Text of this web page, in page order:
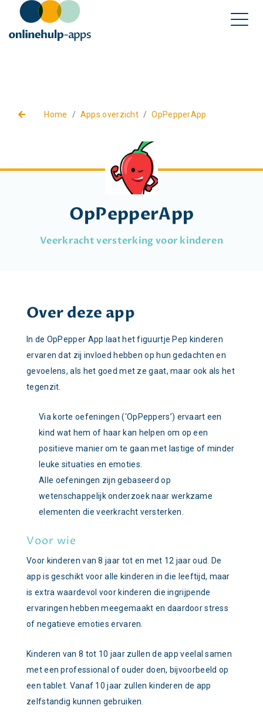
Home Apps overzicht OpPepperApp
OpPepperApp
Veerkracht versterking voor kinderen
Over deze app
In de OpPepper App laat het figuurtje Pep kinderen
ervaren dat zij invloed hebben op hun gedachten en
gevoelens, als het goed met ze gaat, maar ook als het
tegenzit.
Via korte oefeningen (‘OpPeppers’) ervaart een
kind wat hem of haar kan helpen om op een
positieve manier om te gaan met lastige of minder
leuke situaties en emoties.
Alle oefeningen zijn gebaseerd op
wetenschappelijk onderzoek naar werkzame
elementen die veerkracht versterken.
Voor wie
Voor kinderen van 8 jaar tot en met 12 jaar oud. De
app is geschikt voor alle kinderen in die leeftijd, maar
is extra waardevol voor kinderen die ingrijpende
ervaringen hebben meegemaakt en daardoor stress
of negatieve emoties ervaren.
Kinderen van 8 tot 10 jaar zullen de app veelal samen
met een professional of ouder doen, bijvoorbeeld op
een tablet. Vanaf 10 jaar zullen kinderen de app
zelfstandig kunnen gebruiken.